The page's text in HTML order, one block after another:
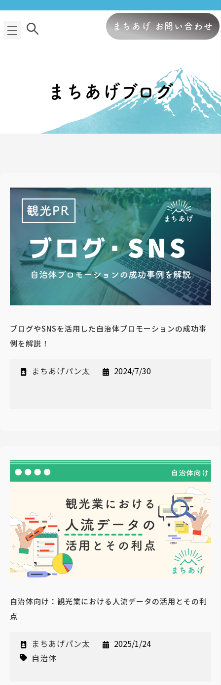
まちあげ お問い合わせ
まちあげブログ
ブログやSNSを活用した自治体プロモーションの成功事
例を解説！
まちあげパン太 2024/7/30
自治体向け：観光業における人流データの活用とその利
点
まちあげパン太
2025/1/24
自治体